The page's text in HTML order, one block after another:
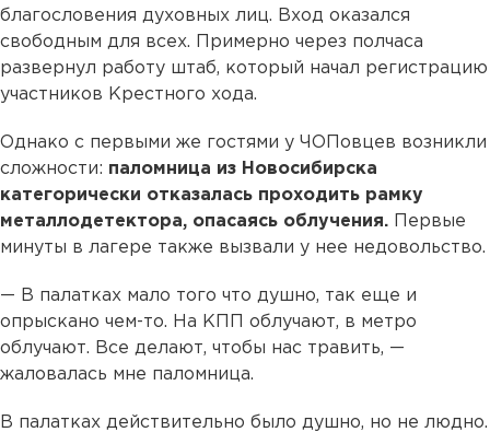
благословения духовных лиц. Вход оказался
свободным для всех. Примерно через полчаса
развернул работу штаб, который начал регистрацию
участников Крестного хода.
Однако с первыми же гостями у ЧОПовцев возникли
сложности: паломница из Новосибирска
категорически отказалась проходить рамку
металлодетектора, опасаясь облучения. Первые
минуты в лагере также вызвали у нее недовольство.
— В палатках мало того что душно, так еще и
опрыскано чем-то. На КПП облучают, в метро
облучают. Все делают, чтобы нас травить, —
жаловалась мне паломница.
В палатках действительно было душно, но не людно.